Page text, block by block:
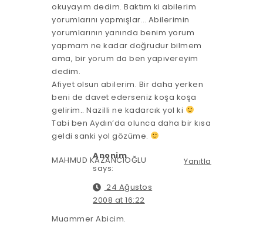
okuyayım dedim. Baktım ki abilerim
yorumlarını yapmışlar… Abilerimin
yorumlarının yanında benim yorum
yapmam ne kadar doğrudur bilmem
ama, bir yorum da ben yapıvereyim
dedim.
Afiyet olsun abilerim. Bir daha yerken
beni de davet ederseniz koşa koşa
gelirim.. Nazilli ne kadarcık yol ki
Tabi ben Aydın’da olunca daha bir kısa
geldi sanki yol gözüme.
MAHMUD KAZANCIOĞLU Yanıtla
Anonim
says:
24 Ağustos
2008 at 16:22
Muammer Abicim.